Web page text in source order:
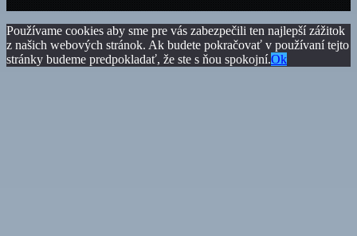
Používame cookies aby sme pre vás zabezpečili ten najlepší zážitok
z našich webových stránok. Ak budete pokračovať v používaní tejto
stránky budeme predpokladať, že ste s ňou spokojní.Ok